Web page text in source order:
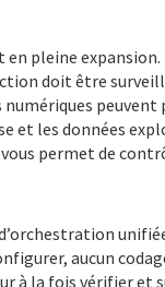
pleine
doit être
numériques
et les données
vous permet de
aucun
à la fois vérifier et